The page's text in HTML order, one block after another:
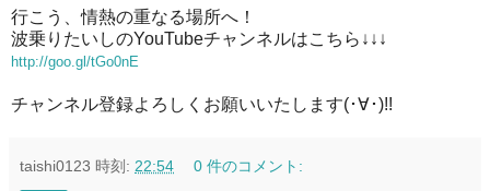
行こう、情熱の重なる場所へ！
波乗りたいしのYouTubeチャンネルはこちら↓↓↓
http://goo.gl/tGo0nE
チャンネル登録よろしくお願いいたします(･∀･)!!
taishi0123 時刻: 22:54 0 件のコメント: